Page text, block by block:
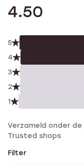
4.50
5
4
3
2
1
Verzameld onder de
Trusted shops
Filter